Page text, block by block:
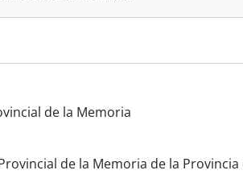
de la Memoria
de la Memoria de la Provincia